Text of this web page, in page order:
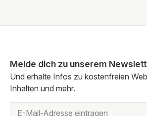
Melde dich zu unserem
Und erhalte Infos zu kostenfreien
Inhalten und mehr.